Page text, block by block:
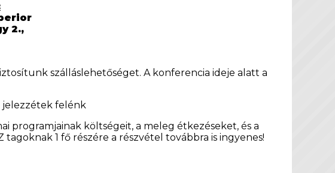
2.,
szálláslehetőséget. A konferencia ideje alatt a
jelezzétek felénk
programjainak költségeit, a meleg étkezéseket, és a
1 fő részére a részvétel továbbra is ingyenes!